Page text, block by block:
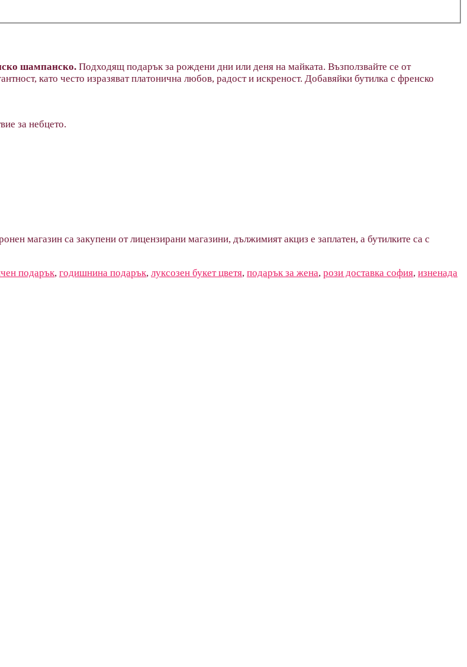
шампанско. Подходящ подарък за рождени дни или деня на майката. Възползвайте се от
като често изразяват платонична любов, радост и искреност. Добавяйки бутилка с френско
за небцето.
магазин са закупени от лицензирани магазини, дължимият акциз е заплатен, а бутилките са с
подарък, годишнина подарък, луксозен букет цветя, подарък за жена, рози доставка софия, изненада